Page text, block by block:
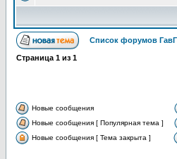
Список форумов
Страница 1 из 1
Новые сообщения
Новые сообщения [ Популярная тема ]
Новые сообщения [ Тема закрыта ]